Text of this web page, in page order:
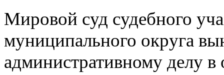
Мировой суд судебного
муниципального округа
административному делу